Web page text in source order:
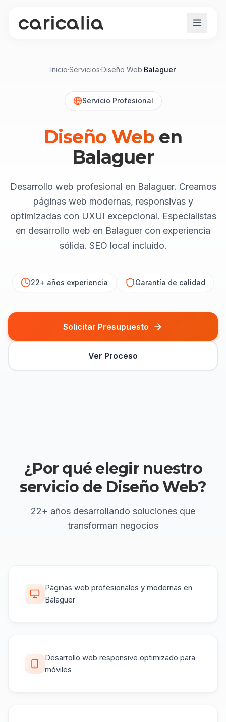
Inicio·Servicios·Diseño Web·Balaguer
Servicio Profesional
Diseño Web en
Balaguer
Desarrollo web profesional en Balaguer. Creamos
páginas web modernas, responsivas y
optimizadas con UXUI excepcional. Especialistas
en desarrollo web en Balaguer con experiencia
sólida. SEO local incluido.
22+ años experiencia Garantía de calidad
Solicitar Presupuesto
Ver Proceso
¿Por qué elegir nuestro
servicio de Diseño Web?
22+ años desarrollando soluciones que
transforman negocios
Páginas web profesionales y modernas en
Balaguer
Desarrollo web responsive optimizado para
móviles